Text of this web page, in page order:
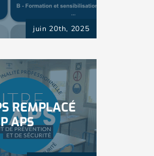
juin 20th, 2025
REMPLACÉ
APS